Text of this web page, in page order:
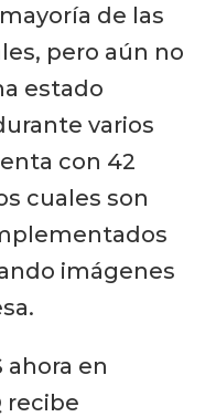
de las
pero aún no
estado
varios
con 42
cuales son
imágenes
ahora en
recibe